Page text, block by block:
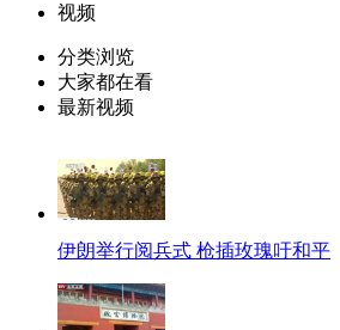
视频
分类浏览
大家都在看
最新视频
伊朗举行阅兵式 枪插玫瑰吁和平